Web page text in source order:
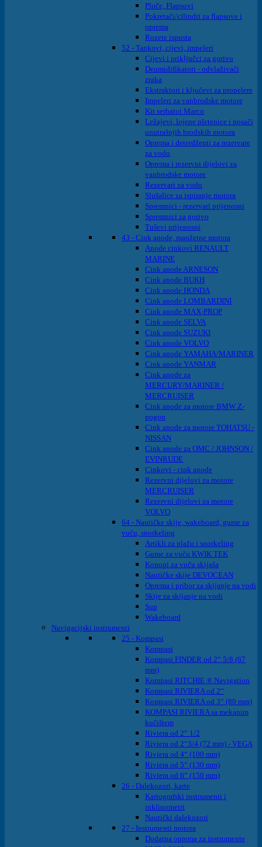
Ploče, Flapsovi
Pokretači/cilindri za flapsove i
oprema
Rozete ispusta
52 - Tankovi, cijevi, impeleri
Cijevi i priključci za gorivo
Deumidifikatori - odvlaživači
zraka
Ekstraktori i ključevi za propelere
Impeleri za vanbrodske motore
Kit serbatoi Marco
Ležajevi, lojene pletenice i nosači
unutrašnjih brodskih motora
Oprema i deterdženti za rezervare
za vodu
Oprema i rezervni dijelovi za
vanbrodske motore
Rezervari za vodu
Slušalice za ispiranje motora
Spremnici - rezervari prijenosni
Spremnici za gorivo
Tuševi prijenosni
43 - Cink anode, manžetne motora
Anode cinkovi RENAULT
MARINE
Cink anode ARNESON
Cink anode BUKH
Cink anode HONDA
Cink anode LOMBARDINI
Cink anode MAX-PROP
Cink anode SELVA
Cink anode SUZUKI
Cink anode VOLVO
Cink anode YAMAHA/MARINER
Cink anode YANMAR
Cink anode za
MERCURY/MARINER /
MERCRUISER
Cink anode za motore BMW Z-
pogon
Cink anode za motore TOHATSU -
NISSAN
Cink anode za OMC / JOHNSON /
EVINRUDE
Cinkovi - cink anode
Rezervni dijelovi za motore
MERCRUISER
Rezervni dijelovi za motore
VOLVO
64 - Nautičke skije, wakeboard, gume za
vuču, snorkeling
Artikli za plažu i snorkeling
Gume za vuču KWIK TEK
Konopi za vuču skijaša
Nautičke skije DEVOCEAN
Oprema i pribor za skijanje na vodi
Skije za skijanje na vodi
Sup
Wakeboard
Navigacijski instrumenti
25 - Kompasi
Kompasi
Kompasi FINDER od 2“ 5/8 (67
mm)
Kompasi RITCHIE ® Navigation
Kompasi RIVIERA od 2“
Kompasi RIVIERA od 3“ (80 mm)
KOMPASI RIVIERA sa mekanim
kučištem
Riviera od 2“ 1/2
Riviera od 2“3/4 (72 mm) - VEGA
Riviera od 4“ (100 mm)
Riviera od 5“ (130 mm)
Riviera od 6“ (150 mm)
26 - Dalekozori, karte
Kartografski instrumenti i
inklinometri
Nautički dalekozori
27 - Instrumenti motora
Dodatna oprema za instrumente